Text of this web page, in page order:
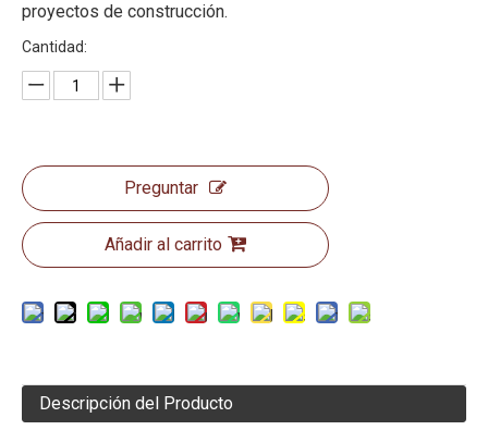
proyectos de construcción.
Cantidad:
Preguntar
Añadir al carrito
Descripción del Producto